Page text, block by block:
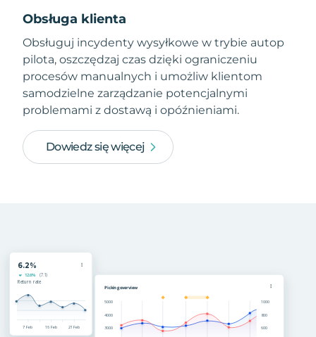
Obsługa klienta
Obsługuj incydenty wysyłkowe w trybie autop
pilota, oszczędzaj czas dzięki ograniczeniu
procesów manualnych i umożliw klientom
samodzielne zarządzanie potencjalnymi
problemami z dostawą i opóźnieniami.
Dowiedz się więcej